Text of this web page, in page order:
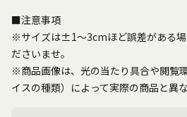
■注意事項
※サイズは±1〜3cmほど誤差がある場
ださいませ。
※商品画像は、光の当たり具合や閲覧
イスの種類）によって実際の商品と異